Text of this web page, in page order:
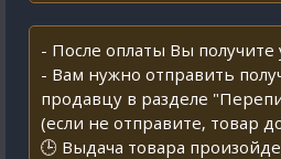
- После оплаты Вы
- Вам нужно отправить
продавцу в разделе
(если не отправите, товар
🕒 Выдача товара